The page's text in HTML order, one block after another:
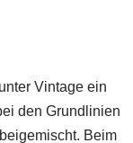
Vintage ein
den Grundlinien
Beim